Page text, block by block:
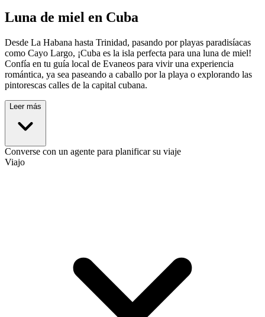
Luna de miel en Cuba
Desde La Habana hasta Trinidad, pasando por playas paradisíacas
como Cayo Largo, ¡Cuba es la isla perfecta para una luna de miel!
Confía en tu guía local de Evaneos para vivir una experiencia
romántica, ya sea paseando a caballo por la playa o explorando las
pintorescas calles de la capital cubana.
Leer más
Converse con un agente para planificar su viaje
Viajo